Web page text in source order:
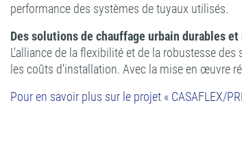
performance des systèmes de tuyaux utilisés.
Des solutions de chauffage urbain durables
L'alliance de la flexibilité et de la robustesse
les coûts d'installation. Avec la mise en œuvre
Pour en savoir plus sur le projet « CASAFLEX/